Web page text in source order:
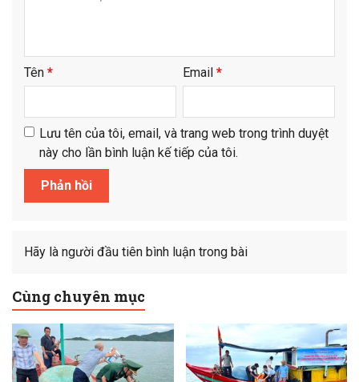
Tên * Email *
Lưu tên của tôi, email, và trang web trong trình duyệt
này cho lần bình luận kế tiếp của tôi.
Hãy là người đầu tiên bình luận trong bài
Cùng chuyên mục